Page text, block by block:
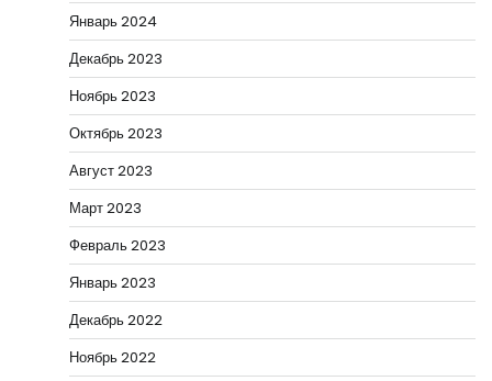
Январь 2024
Декабрь 2023
Ноябрь 2023
Октябрь 2023
Август 2023
Март 2023
Февраль 2023
Январь 2023
Декабрь 2022
Ноябрь 2022